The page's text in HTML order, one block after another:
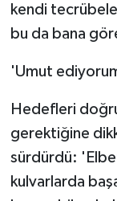
kendi
bu da bana
'Umut
Hedefleri
gerektiğine
sürdürdü:
kulvarlarda